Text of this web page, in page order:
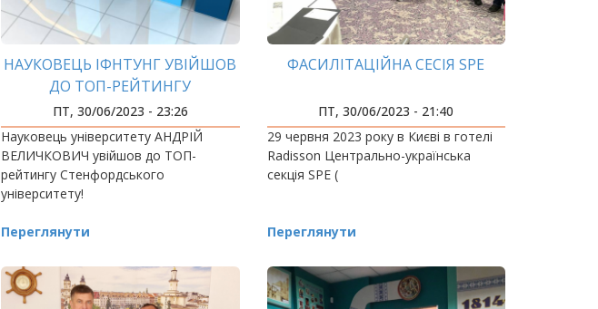
НАУКОВЕЦЬ ІФНТУНГ УВІЙШОВ
ДО ТОП-РЕЙТИНГУ
СТЕНФОРДСЬКОГО
УНІВЕРСИТЕТУ
ПТ, 30/06/2023 - 23:26
Науковець університету АНДРІЙ
ВЕЛИЧКОВИЧ увійшов до ТОП-
рейтингу Стенфордського
університету!
Переглянути
ФАСИЛІТАЦІЙНА СЕСІЯ SPE
ПТ, 30/06/2023 - 21:40
29 червня 2023 року в Києві в готелі
Radisson Центрально-українська
секція SPE (
Переглянути